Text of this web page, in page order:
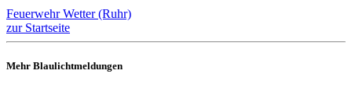
Feuerwehr Wetter (Ruhr)
zur Startseite
Mehr Blaulichtmeldungen